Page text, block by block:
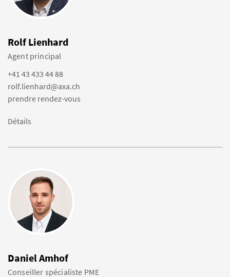
Rolf Lienhard
Agent principal
+41 43 433 44 88
rolf.lienhard@axa.ch
prendre rendez-vous
Détails
Daniel Amhof
Conseiller spécialiste PME